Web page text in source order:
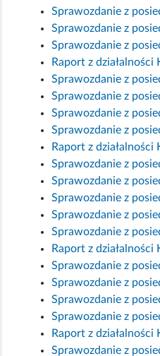
Sprawozdanie z
Sprawozdanie z
Sprawozdanie z
Raport z
Sprawozdanie z
Sprawozdanie z
Sprawozdanie z
Sprawozdanie z
Raport z
Sprawozdanie z
Sprawozdanie z
Sprawozdanie z
Sprawozdanie z
Sprawozdanie z
Raport z
Sprawozdanie z
Sprawozdanie z
Sprawozdanie z
Sprawozdanie z
Raport z
Sprawozdanie z